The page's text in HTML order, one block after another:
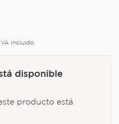
incluido
disponible
producto está